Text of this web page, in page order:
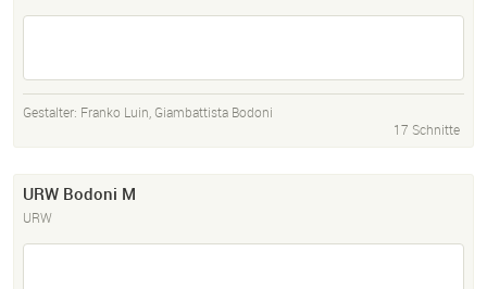
Gestalter: Franko Luin, Giambattista Bodoni
17 Schnitte
URW Bodoni M
URW